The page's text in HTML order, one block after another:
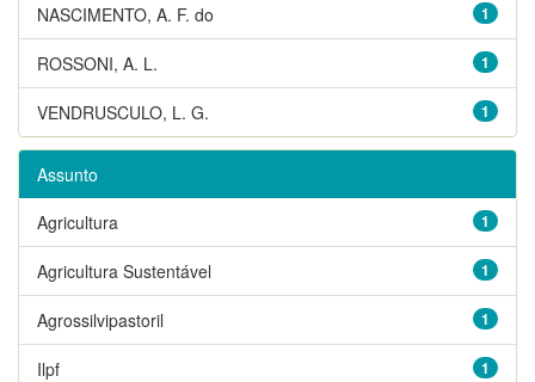
1
NASCIMENTO, A. F. do
1
ROSSONI, A. L.
1
VENDRUSCULO, L. G.
Assunto
1
Agricultura
1
Agricultura Sustentável
1
Agrossilvipastoril
1
Ilpf